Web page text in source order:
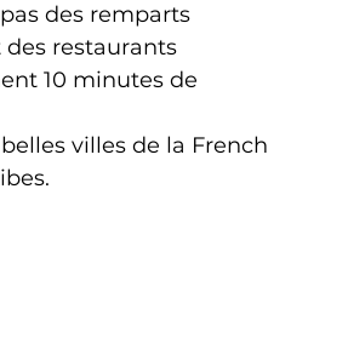
des remparts
des restaurants
10 minutes de
villes de la French